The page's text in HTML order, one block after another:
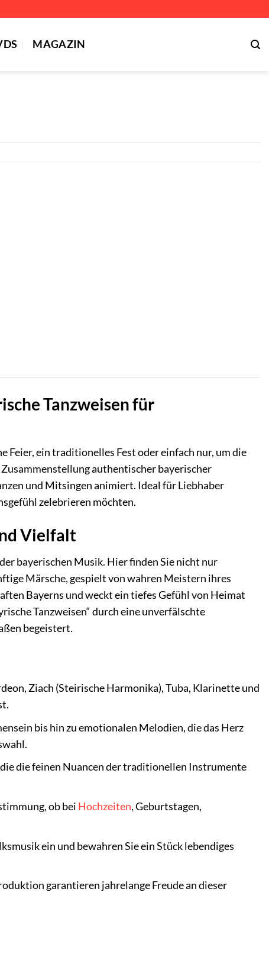
MAGAZIN
Tanzweisen für
Feier, ein traditionelles Fest oder einfach nur, um die
Zusammenstellung authentischer bayerischer
und Mitsingen animiert. Ideal für Liebhaber
zelebrieren möchten.
Vielfalt
bayerischen Musik. Hier finden Sie nicht nur
Märsche, gespielt von wahren Meistern ihres
Bayerns und weckt ein tiefes Gefühl von Heimat
Tanzweisen“ durch eine unverfälschte
begeistert.
Ziach (Steirische Harmonika), Tuba, Klarinette und
bis hin zu emotionalen Melodien, die das Herz
die feinen Nuancen der traditionellen Instrumente
ob bei Hochzeiten, Geburtstagen,
ein und bewahren Sie ein Stück lebendiges
garantieren jahrelange Freude an dieser